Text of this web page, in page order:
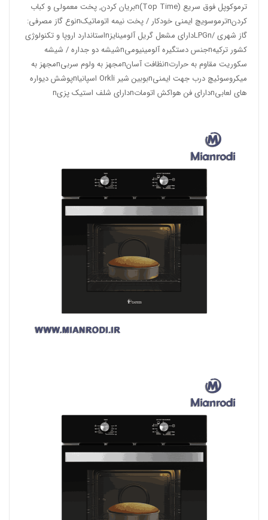
ترموکوپل فوق سریع (Top Time)nبریان کردن, پخت معمولی و کباب
کردنnترموسویچ ایمنی خودکار / پخت نیمه اتوماتیکnنوع گاز مصرفی:
گاز شهری /LPGnدارای مشعل گریل آلومینایزnاستاندارد اروپا و تکنولوژی
کشور ترکیهnجنس دستگیره آلومینیومیnشیشه دو جداره / شیشه
سکوریت مقاوم به حرارتnنظافت آسانnمجهز به ولوم سربیnمجهز به
میکروسوئیچ درب جهت ایمنیnبوبین شیر Orkli اسپانیاnپوشش دیواره
های لعابیnدارای فن هواکش اتوماتnدارای شلف استیک پزیn